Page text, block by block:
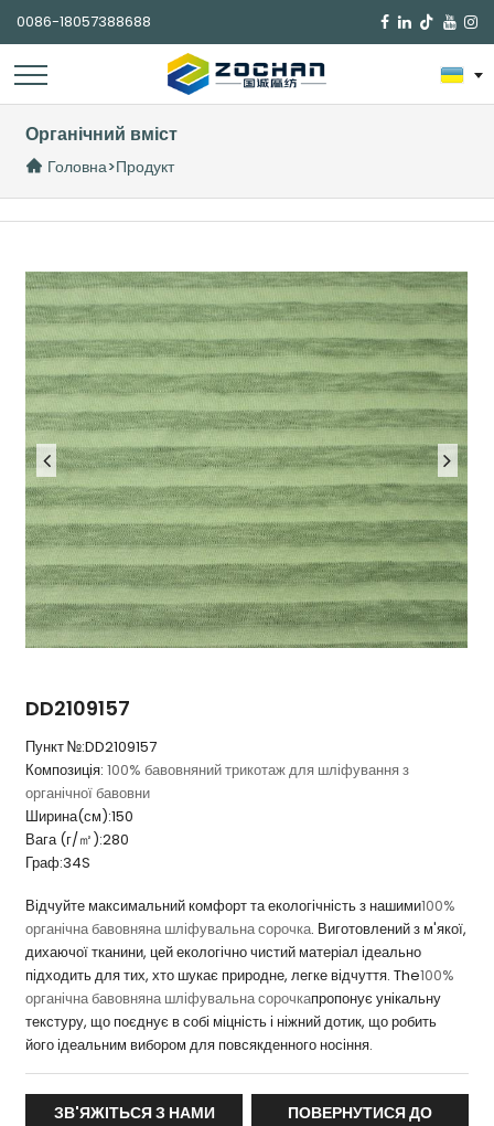
0086-18057388688 
Органічний вміст
Головна>Продукт
DD2109157
Пункт №:DD2109157
Композиція: 100% бавовняний трикотаж для шліфування з
органічної бавовни
Ширина(см):150
Вага (г/㎡):280
Граф:34S
Відчуйте максимальний комфорт та екологічність з нашими100%
органічна бавовняна шліфувальна сорочка. Виготовлений з м'якої,
дихаючої тканини, цей екологічно чистий матеріал ідеально
підходить для тих, хто шукає природне, легке відчуття. The100%
органічна бавовняна шліфувальна сорочкапропонує унікальну
текстуру, що поєднує в собі міцність і ніжний дотик, що робить
його ідеальним вибором для повсякденного носіння.
ЗВ'ЯЖІТЬСЯ З НАМИ
ПОВЕРНУТИСЯ ДО